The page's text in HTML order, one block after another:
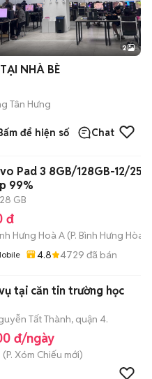
2
NHÀ BÈ
Tân Hưng
để hiện số Chat
Pad 3 8GB/128GB-12/
99%
GB
đ
Hưng Hoà A (P. Bình Hưng Hòa
4.8 4729 đã bán
tại căn tin trường học
Tất Thành, quận 4.
đ/ngày
(P. Xóm Chiếu mới)